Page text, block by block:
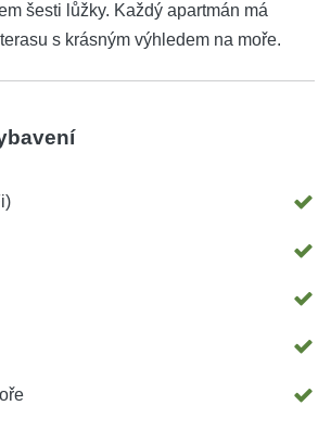
šesti lůžky. Každý apartmán má
s krásným výhledem na moře.